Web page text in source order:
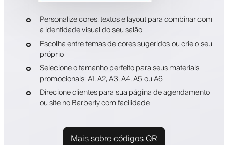
Personalize cores, textos e layout para combinar com
a identidade visual do seu salão
Escolha entre temas de cores sugeridos ou crie o seu
próprio
Selecione o tamanho perfeito para seus materiais
promocionais: A1, A2, A3, A4, A5 ou A6
Direcione clientes para sua página de agendamento
ou site no Barberly com facilidade
Mais sobre códigos QR